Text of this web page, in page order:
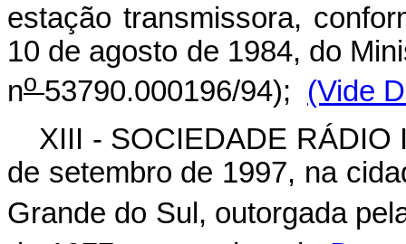
estação transmissora,
10 de agosto de 1984, do
no 53790.000196/94); (Vide
XIII - SOCIEDADE RÁDIO
de setembro de 1997, na
Grande do Sul, outorgada